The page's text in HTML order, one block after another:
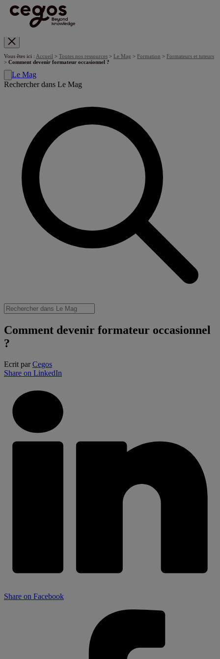
Vous êtes ici : Accueil > Toutes nos ressources > Le Mag > Formation > Formateurs et tuteurs
> Comment devenir formateur occasionnel ?
Le Mag
Rechercher dans Le Mag
Comment devenir formateur occasionnel
?
Ecrit parCegos
Share on LinkedIn
Share on Facebook